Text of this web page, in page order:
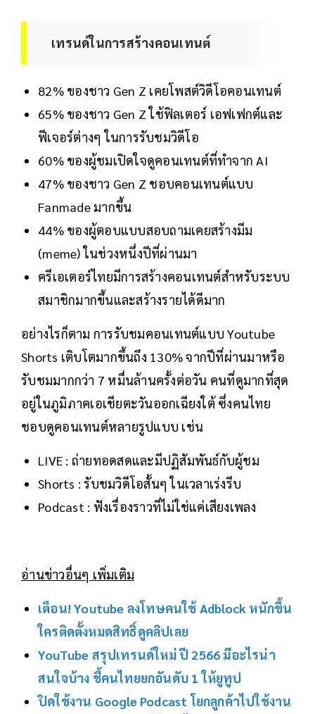
เทรนด์ในการสร้างคอนเทนต์
82% ของชาว Gen Z เคยโพสต์วิดีโอคอนเทนต์
65% ของชาว Gen Z ใช้ฟิลเตอร์ เอฟเฟกต์และ
ฟีเจอร์ต่างๆ ในการรับชมวิดีโอ
60% ของผู้ชมเปิดใจดูคอนเทนต์ที่ทำจาก AI
47% ของชาว Gen Z ชอบคอนเทนต์แบบ
Fanmade มากขึ้น
44% ของผู้ตอบแบบสอบถามเคยสร้างมีม
(meme) ในช่วงหนึ่งปีที่ผ่านมา
ครีเอเตอร์ไทยมีการสร้างคอนเทนต์สำหรับระบบ
สมาชิกมากขึ้นและสร้างรายได้ดีมาก
อย่างไรก็ตาม การรับชมคอนเทนต์แบบ Youtube
Shorts เติบโตมากขึ้นถึง 130% จากปีที่ผ่านมาหรือ
รับชมมากกว่า 7 หมื่นล้านครั้งต่อวัน คนที่ดูมากที่สุด
อยู่ในภูมิภาคเอเชียตะวันออกเฉียงใต้ ซึ่งคนไทย
ชอบดูคอนเทนต์หลายรูปแบบ เช่น
LIVE : ถ่ายทอดสดและมีปฏิสัมพันธ์กับผู้ชม
Shorts : รับชมวิดีโอสั้นๆ ในเวลาเร่งรีบ
Podcast : ฟังเรื่องราวที่ไม่ใช่แค่เสียงเพลง
อ่านข่าวอื่นๆ เพิ่มเติม
เตือน! Youtube ลงโทษคนใช้ Adblock หนักขึ้น
ใครติดตั้งหมดสิทธิ์ดูคลิปเลย
YouTube สรุปเทรนด์ใหม่ ปี 2566 มีอะไรน่า
สนใจบ้าง ชี้คนไทยยกอันดับ 1 ให้ยูทูป
ปิดใช้งาน Google Podcast โยกลูกค้าไปใช้งาน